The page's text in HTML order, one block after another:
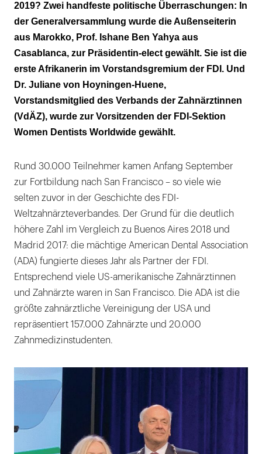
2019? Zwei handfeste politische Überraschungen: In
der Generalversammlung wurde die Außenseiterin
aus Marokko, Prof. Ishane Ben Yahya aus
Casablanca, zur Präsidentin-elect gewählt. Sie ist die
erste Afrikanerin im Vorstandsgremium der FDI. Und
Dr. Juliane von Hoyningen-Huene,
Vorstandsmitglied des Verbands der Zahnärztinnen
(VdÄZ), wurde zur Vorsitzenden der FDI-Sektion
Women Dentists Worldwide gewählt.
Rund 30.000 Teilnehmer kamen Anfang September
zur Fortbildung nach San Francisco – so viele wie
selten zuvor in der Geschichte des FDI-
Weltzahnärzteverbandes. Der Grund für die deutlich
höhere Zahl im Vergleich zu Buenos Aires 2018 und
Madrid 2017: die mächtige American Dental Association
(ADA) fungierte dieses Jahr als Partner der FDI.
Entsprechend viele US-amerikanische Zahnärztinnen
und Zahnärzte waren in San Francisco. Die ADA ist die
größte zahnärztliche Vereinigung der USA und
repräsentiert 157.000 Zahnärzte und 20.000
Zahnmedizinstudenten.